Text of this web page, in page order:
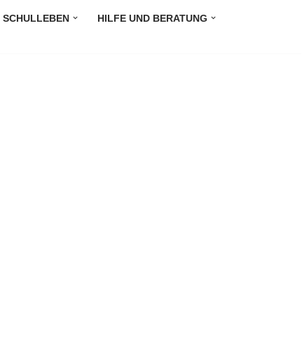
SCHULLEBEN
HILFE UND BERATUNG